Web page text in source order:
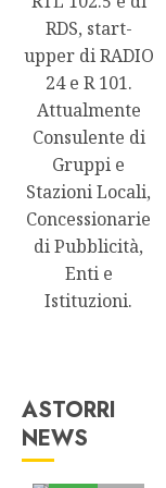
RDS, start-
upper di RADIO
24 e R 101.
Attualmente
Consulente di
Gruppi e
Stazioni Locali,
Concessionarie
di Pubblicità,
Enti e
Istituzioni.
ASTORRI
NEWSAstorri News